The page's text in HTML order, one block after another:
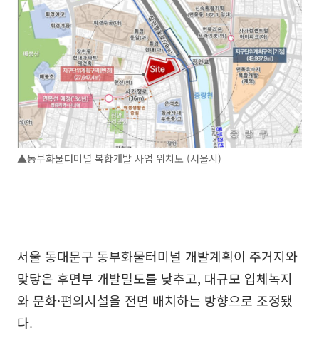
▲동부화물터미널 복합개발 사업 위치도 (서울시)
서울 동대문구 동부화물터미널 개발계획이 주거지와
맞닿은 후면부 개발밀도를 낮추고, 대규모 입체녹지
와 문화·편의시설을 전면 배치하는 방향으로 조정됐
다.